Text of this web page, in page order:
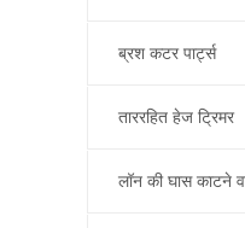
ब्रश कटर पार्ट्स
ताररहित हेज ट्रिमर